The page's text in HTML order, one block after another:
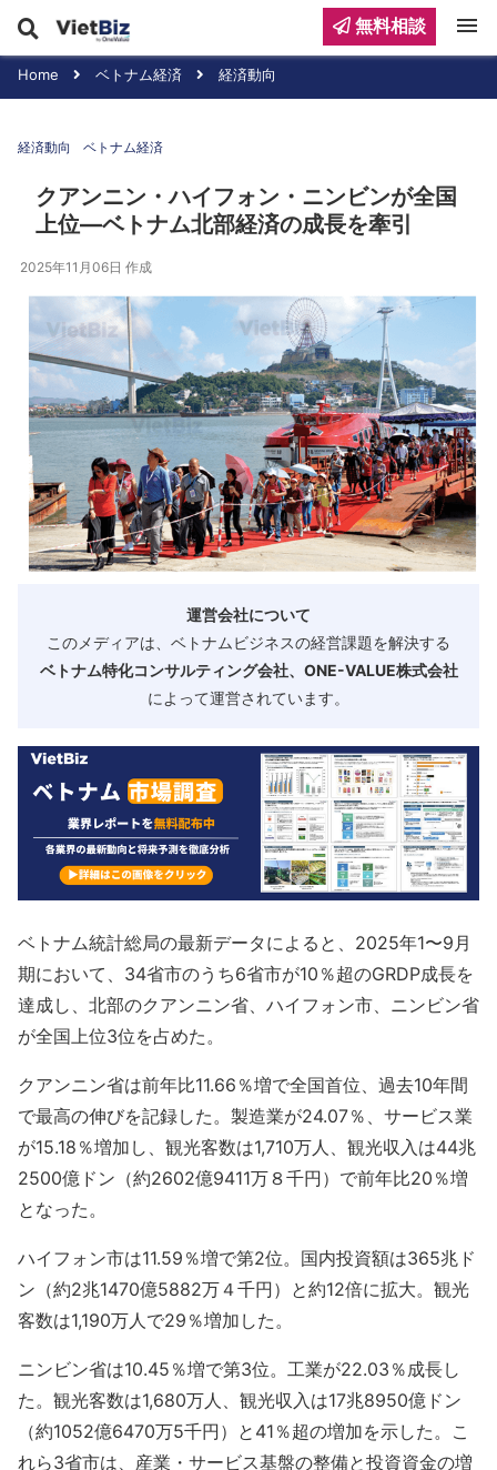
Home ベトナム経済 経済動向
経済動向 ベトナム経済
クアンニン・ハイフォン・ニンビンが全国
上位—ベトナム北部経済の成長を牽引
2025年11月06日 作成
運営会社について
このメディアは、ベトナムビジネスの経営課題を解決する
ベトナム特化コンサルティング会社、ONE-VALUE株式会社
によって運営されています。
ベトナム統計総局の最新データによると、2025年1〜9月
期において、34省市のうち6省市が10％超のGRDP成長を
達成し、北部のクアンニン省、ハイフォン市、ニンビン省
が全国上位3位を占めた。
クアンニン省は前年比11.66％増で全国首位、過去10年間
で最高の伸びを記録した。製造業が24.07％、サービス業
が15.18％増加し、観光客数は1,710万人、観光収入は44兆
2500億ドン（約2602億9411万８千円）で前年比20％増
となった。
ハイフォン市は11.59％増で第2位。国内投資額は365兆ド
ン（約2兆1470億5882万４千円）と約12倍に拡大。観光
客数は1,190万人で29％増加した。
ニンビン省は10.45％増で第3位。工業が22.03％成長し
た。観光客数は1,680万人、観光収入は17兆8950億ドン
（約1052億6470万5千円）と41％超の増加を示した。こ
れら3省市は、産業・サービス基盤の整備と投資資金の増
無料相談 menu